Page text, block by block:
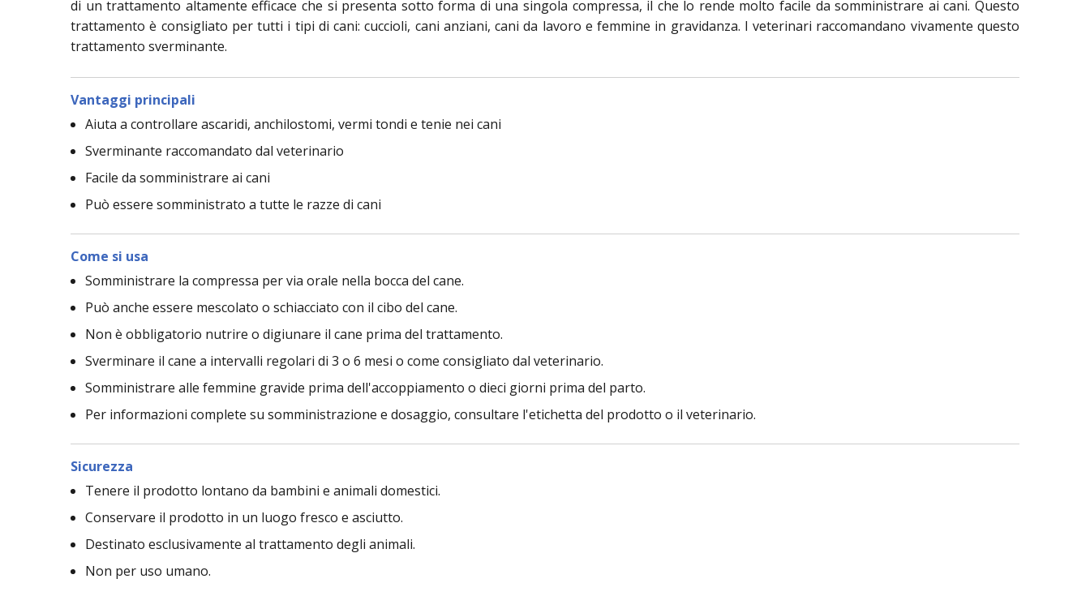
di un trattamento altamente efficace che si presenta sotto forma di una singola compressa, il che lo rende molto facile da somministrare ai cani. Questo
trattamento è consigliato per tutti i tipi di cani: cuccioli, cani anziani, cani da lavoro e femmine in gravidanza. I veterinari raccomandano vivamente questo
trattamento sverminante.
Vantaggi principali
Aiuta a controllare ascaridi, anchilostomi, vermi tondi e tenie nei cani
Sverminante raccomandato dal veterinario
Facile da somministrare ai cani
Può essere somministrato a tutte le razze di cani
Come si usa
Somministrare la compressa per via orale nella bocca del cane.
Può anche essere mescolato o schiacciato con il cibo del cane.
Non è obbligatorio nutrire o digiunare il cane prima del trattamento.
Sverminare il cane a intervalli regolari di 3 o 6 mesi o come consigliato dal veterinario.
Somministrare alle femmine gravide prima dell'accoppiamento o dieci giorni prima del parto.
Per informazioni complete su somministrazione e dosaggio, consultare l'etichetta del prodotto o il veterinario.
Sicurezza
Tenere il prodotto lontano da bambini e animali domestici.
Conservare il prodotto in un luogo fresco e asciutto.
Destinato esclusivamente al trattamento degli animali.
Non per uso umano.